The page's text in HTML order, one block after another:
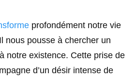
profondément notre vie
nous pousse à chercher un
notre existence. Cette prise de
d’un désir intense de